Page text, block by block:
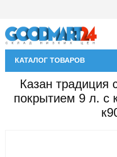
КАТАЛОГ ТОВАРОВ
Казан традиция
покрытием 9 л. с